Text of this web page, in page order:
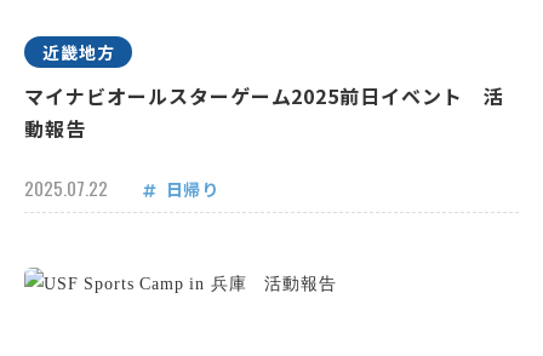
近畿地方
マイナビオールスターゲーム2025前日イベント 活
動報告
2025.07.22 日帰り